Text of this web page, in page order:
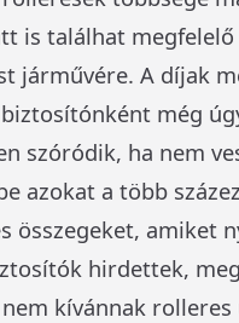
is találhat megfelelő
járművére. A díjak
még
szóródik, ha nem
azokat a több
összegeket, amiket
hirdettek,
kívánnak rolleres